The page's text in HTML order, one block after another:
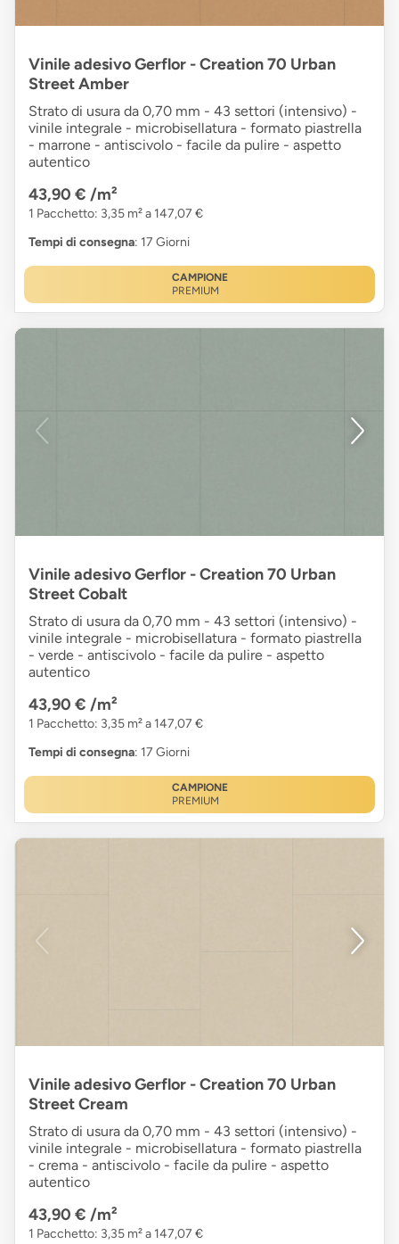
Vinile adesivo Gerflor - Creation 70 Urban
Street Amber
Strato di usura da 0,70 mm - 43 settori (intensivo) -
vinile integrale - microbisellatura - formato piastrella
- marrone - antiscivolo - facile da pulire - aspetto
autentico
43,90 € /m²
1 Pacchetto: 3,35 m² a 147,07 €
Tempi di consegna: 17 Giorni
CAMPIONE
PREMIUM
Vinile adesivo Gerflor - Creation 70 Urban
Street Cobalt
Strato di usura da 0,70 mm - 43 settori (intensivo) -
vinile integrale - microbisellatura - formato piastrella
- verde - antiscivolo - facile da pulire - aspetto
autentico
43,90 € /m²
1 Pacchetto: 3,35 m² a 147,07 €
Tempi di consegna: 17 Giorni
CAMPIONE
PREMIUM
Vinile adesivo Gerflor - Creation 70 Urban
Street Cream
Strato di usura da 0,70 mm - 43 settori (intensivo) -
vinile integrale - microbisellatura - formato piastrella
- crema - antiscivolo - facile da pulire - aspetto
autentico
43,90 € /m²
1 Pacchetto: 3,35 m² a 147,07 €